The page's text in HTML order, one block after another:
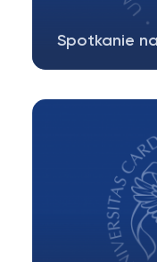
Spotkanie
KATEDRA